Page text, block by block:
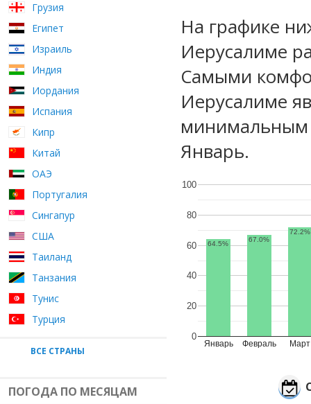
Грузия
Египет
Израиль
Индия
Иордания
Испания
Кипр
Китай
ОАЭ
Португалия
Сингапур
США
Таиланд
Танзания
Тунис
Турция
ВСЕ СТРАНЫ
ПОГОДА ПО МЕСЯЦАМ
На графике
Иерусалиме
Самыми
Иерусалиме
минимальным
Январь.
Январь Февраль Март
0
20
40
60
80
100
64.5%
67.0%
72.2%